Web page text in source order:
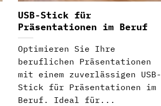
USB-Stick für
Präsentationen im Beruf
Optimieren Sie Ihre
beruflichen Präsentationen
mit einem zuverlässigen USB-
Stick für Präsentationen im
Beruf. Ideal für...